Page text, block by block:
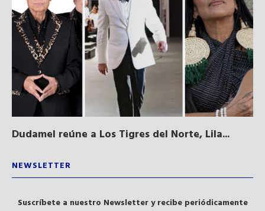
Dudamel reúne a Los Tigres del Norte, Lila...
NEWSLETTER
Suscríbete a nuestro Newsletter y recibe periódicamente